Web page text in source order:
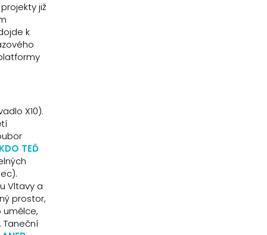
již
k
X10).
TEĎ
Vltavy a
prostor,
umělce,
Taneční